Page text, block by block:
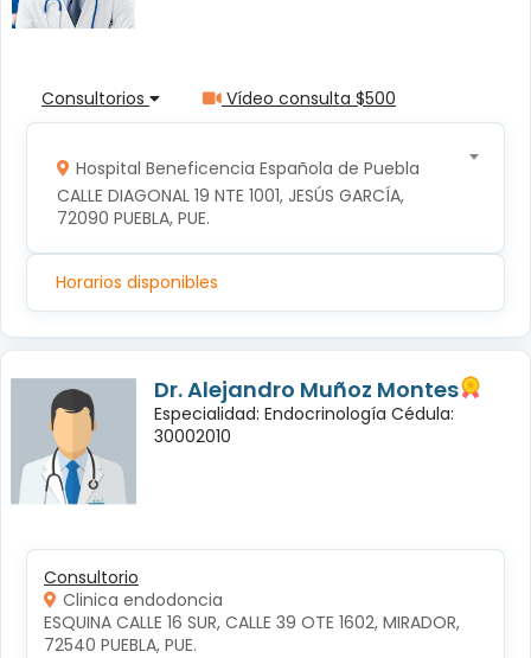
Consultorios Vídeo consulta $500
Hospital Beneficencia Española de Puebla
CALLE DIAGONAL 19 NTE 1001, JESÚS GARCÍA,
72090 PUEBLA, PUE.
Horarios disponibles
Dr. Alejandro Muñoz Montes
Especialidad: Endocrinología Cédula:
30002010
Consultorio
Clinica endodoncia
ESQUINA CALLE 16 SUR, CALLE 39 OTE 1602, MIRADOR,
72540 PUEBLA, PUE.